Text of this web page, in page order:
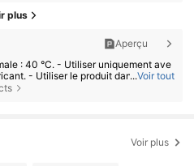
plus
Aperçu
: 40 °C. - Utiliser uniquement ave
- Utiliser le produit dans les limit
démonter ni modifier le produit. - C
...Voir tout
Voir plus